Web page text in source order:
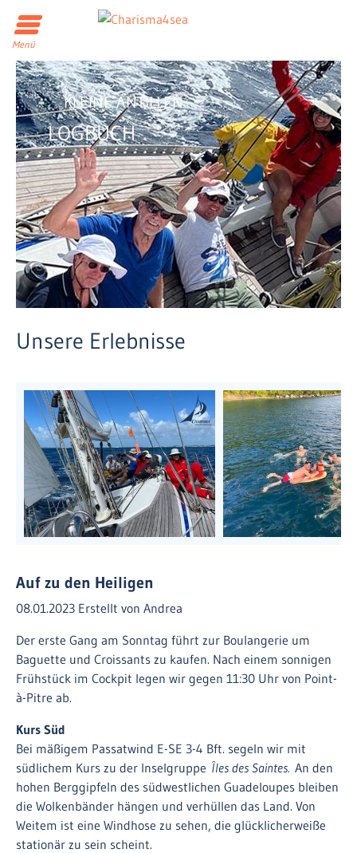
Menü
KLEINE ANTILLEN
LOGBUCH
Unsere Erlebnisse
Auf zu den Heiligen
08.01.2023 Erstellt von Andrea
Der erste Gang am Sonntag führt zur Boulangerie um
Baguette und Croissants zu kaufen. Nach einem sonnigen
Frühstück im Cockpit legen wir gegen 11:30 Uhr von Point-
à-Pitre ab.
Kurs Süd
Bei mäßigem Passatwind E-SE 3-4 Bft. segeln wir mit
südlichem Kurs zu der Inselgruppe Îles des Saintes. An den
hohen Berggipfeln des südwestlichen Guadeloupes bleiben
die Wolkenbänder hängen und verhüllen das Land. Von
Weitem ist eine Windhose zu sehen, die glücklicherweiße
stationär zu sein scheint.